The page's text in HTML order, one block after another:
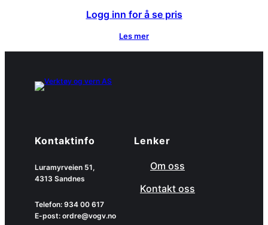
Logg inn for å se pris
Les mer
Kontaktinfo
Luramyrveien 51,
4313 Sandnes
Telefon: 934 00 617
E-post: ordre@vogv.no
Lenker
Om oss
Kontakt oss